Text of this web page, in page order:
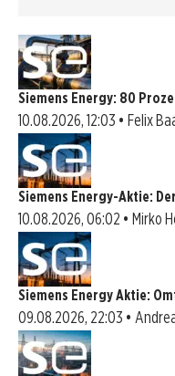
Siemens Energy: 80
10.08.2026, 12:03 • Felix
Siemens Energy-Aktie:
10.08.2026, 06:02 • Mirko
Siemens Energy Aktie:
09.08.2026, 22:03 •